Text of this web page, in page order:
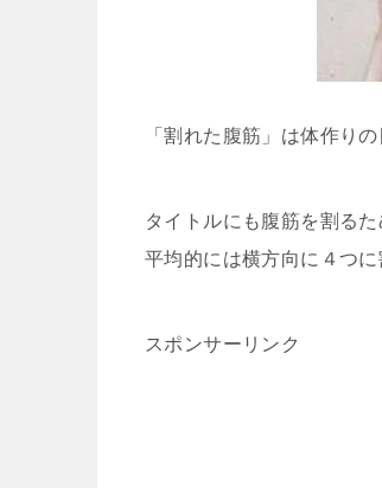
「割れた腹筋」は体作り
タイトルにも腹筋を割る
平均的には横方向に４つ
スポンサーリンク